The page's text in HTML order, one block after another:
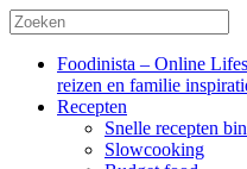
Foodinista – Online
reizen en familie
Recepten
Snelle recepten
Slowcooking